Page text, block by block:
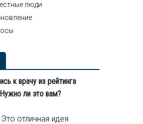
люди
к врачу из рейтинга
ли это вам?
отличная идея